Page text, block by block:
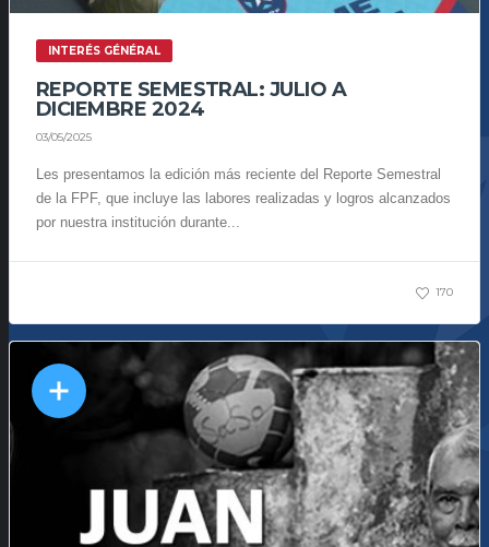
INTERÉS GÉNÉRAL
REPORTE SEMESTRAL: JULIO A
DICIEMBRE 2024
03/05/2025
Les presentamos la edición más reciente del Reporte Semestral
de la FPF, que incluye las labores realizadas y logros alcanzados
por nuestra institución durante...
170